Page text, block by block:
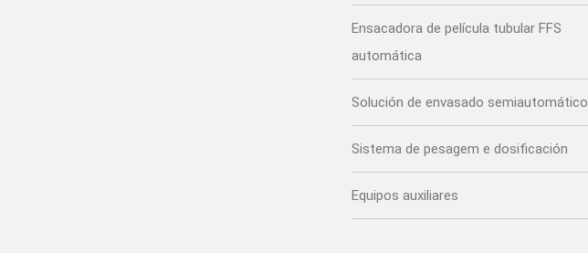
Ensacadora de película tubular FFS
automática
Solución de envasado semiautomático
Sistema de pesagem e dosificación
Equipos auxiliares